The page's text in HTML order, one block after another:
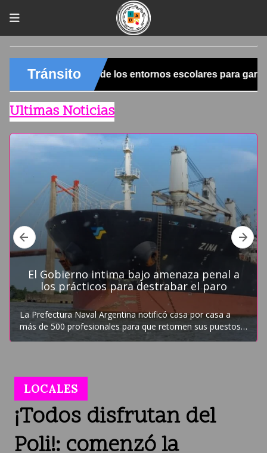
Ultimas Noticias
¡Todos disfrutan del
Poli!: comenzó la
LOCALES